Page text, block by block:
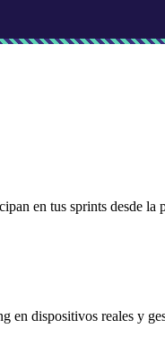
en tus sprints desde la
en dispositivos reales y